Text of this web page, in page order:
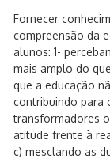
Fornecer
compreensão da
alunos: 1-
mais amplo do
que a educação
contribuindo para
transformadores
atitude frente à
c) mesclando as